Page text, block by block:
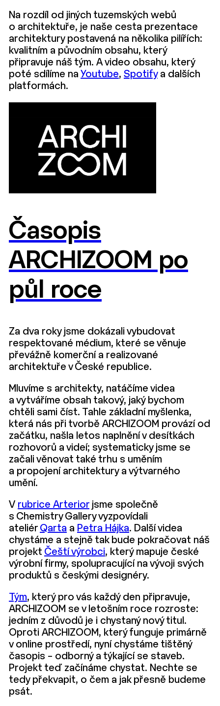
Na rozdíl od jiných tuzemských webů
o architektuře, je naše cesta prezentace
architektury postavená na několika pilířích:
kvalitním a původním obsahu, který
připravuje náš tým. A video obsahu, který
poté sdílíme na Youtube, Spotifya dalších
platformách.
Časopis
ARCHIZOOM po
půl roce
Za dva roky jsme dokázali vybudovat
respektované médium, které se věnuje
převážně komerční a realizované
architektuře v České republice.
Mluvíme s architekty, natáčíme videa
a vytváříme obsah takový, jaký bychom
chtěli sami číst. Tahle základní myšlenka,
která nás při tvorbě ARCHIZOOM provází od
začátku, našla letos naplnění v desítkách
rozhovorů a videí; systematicky jsme se
začali věnovat také trhu s uměním
a propojení architektury a výtvarného
umění.
V rubrice Arterior jsme společně
s Chemistry Gallery vyzpovídali
ateliér Qarta a Petra Hájka. Další videa
chystáme a stejně tak bude pokračovat náš
projekt Čeští výrobci, který mapuje české
výrobní firmy, spolupracující na vývoji svých
produktů s českými designéry.
Tým, který pro vás každý den připravuje,
ARCHIZOOM se v letošním roce rozroste:
jedním z důvodů je i chystaný nový titul.
Oproti ARCHIZOOM, který funguje primárně
v online prostředí, nyní chystáme tištěný
časopis – odborný a týkající se staveb.
Projekt teď začínáme chystat. Nechte se
tedy překvapit, o čem a jak přesně budeme
psát.